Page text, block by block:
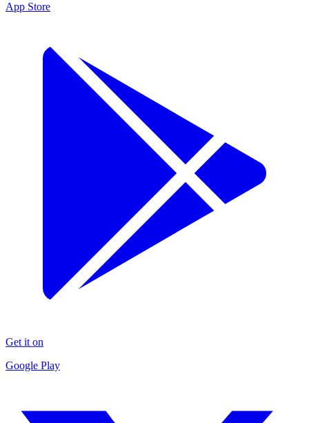
App Store
Get it on
Google Play